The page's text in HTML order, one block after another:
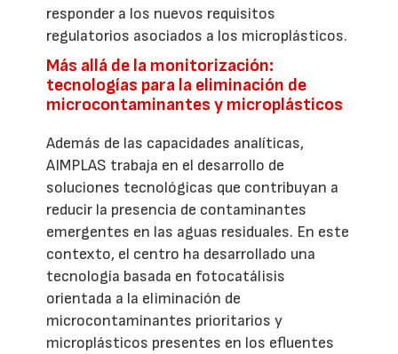
responder a los nuevos requisitos
regulatorios asociados a los microplásticos.
Más allá de la monitorización:
tecnologías para la eliminación de
microcontaminantes y microplásticos
Además de las capacidades analíticas,
AIMPLAS trabaja en el desarrollo de
soluciones tecnológicas que contribuyan a
reducir la presencia de contaminantes
emergentes en las aguas residuales. En este
contexto, el centro ha desarrollado una
tecnología basada en fotocatálisis
orientada a la eliminación de
microcontaminantes prioritarios y
microplásticos presentes en los efluentes